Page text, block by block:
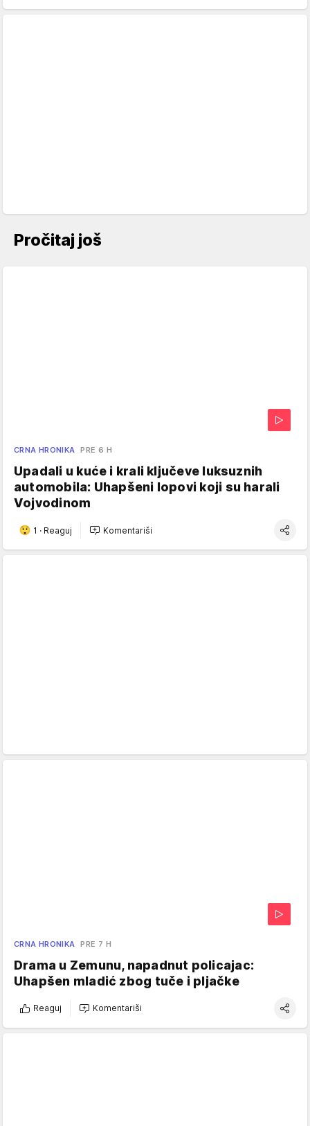
Pročitaj još
CRNA HRONIKA PRE 6 H
Upadali u kuće i krali ključeve luksuznih
automobila: Uhapšeni lopovi koji su harali
Vojvodinom
1 · Reaguj Komentariši
CRNA HRONIKA PRE 7 H
Drama u Zemunu, napadnut policajac:
Uhapšen mladić zbog tuče i pljačke
Reaguj Komentariši